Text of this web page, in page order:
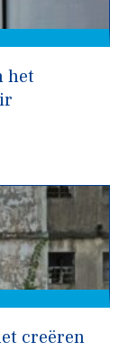
het
creëren